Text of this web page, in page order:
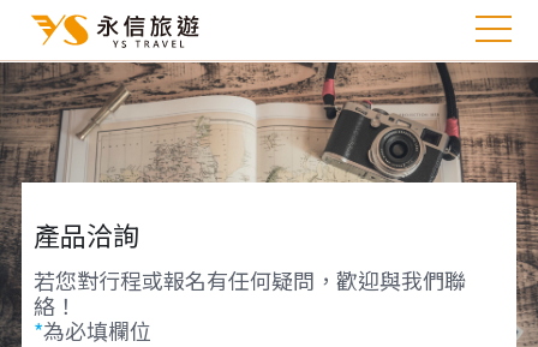
產品洽詢
若您對行程或報名有任何疑問，歡迎與我們聯
絡！
*為必填欄位